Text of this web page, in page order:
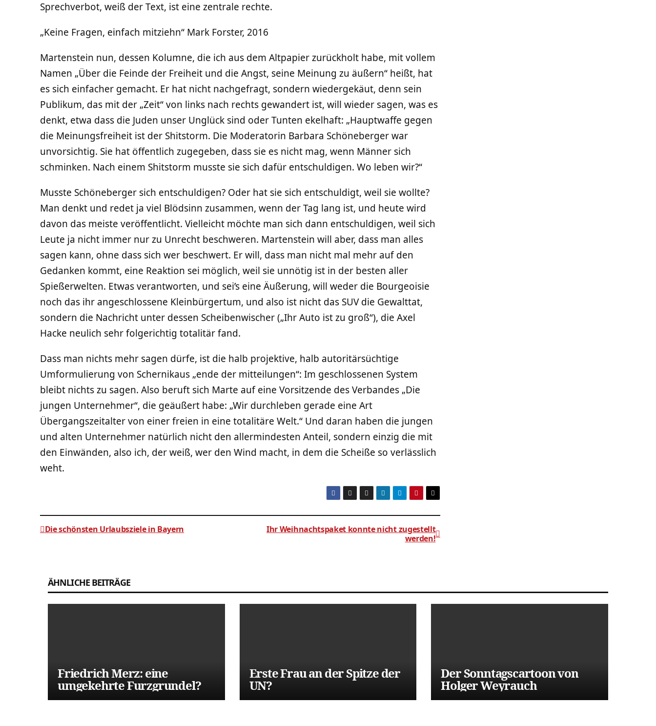
Sprechverbot, weiß der Text, ist eine zentrale rechte.
„Keine Fragen, einfach mitziehn“ Mark Forster, 2016
Martenstein nun, dessen Kolumne, die ich aus dem Altpapier zurückholt habe, mit vollem
Namen „Über die Feinde der Freiheit und die Angst, seine Meinung zu äußern“ heißt, hat
es sich einfacher gemacht. Er hat nicht nachgefragt, sondern wiedergekäut, denn sein
Publikum, das mit der „Zeit“ von links nach rechts gewandert ist, will wieder sagen, was es
denkt, etwa dass die Juden unser Unglück sind oder Tunten ekelhaft: „Hauptwaffe gegen
die Meinungsfreiheit ist der Shitstorm. Die Moderatorin Barbara Schöneberger war
unvorsichtig. Sie hat öffentlich zugegeben, dass sie es nicht mag, wenn Männer sich
schminken. Nach einem Shitstorm musste sie sich dafür entschuldigen. Wo leben wir?“
Musste Schöneberger sich entschuldigen? Oder hat sie sich entschuldigt, weil sie wollte?
Man denkt und redet ja viel Blödsinn zusammen, wenn der Tag lang ist, und heute wird
davon das meiste veröffentlicht. Vielleicht möchte man sich dann entschuldigen, weil sich
Leute ja nicht immer nur zu Unrecht beschweren. Martenstein will aber, dass man alles
sagen kann, ohne dass sich wer beschwert. Er will, dass man nicht mal mehr auf den
Gedanken kommt, eine Reaktion sei möglich, weil sie unnötig ist in der besten aller
Spießerwelten. Etwas verantworten, und sei’s eine Äußerung, will weder die Bourgeoisie
noch das ihr angeschlossene Kleinbürgertum, und also ist nicht das SUV die Gewalttat,
sondern die Nachricht unter dessen Scheibenwischer („Ihr Auto ist zu groß“), die Axel
Hacke neulich sehr folgerichtig totalitär fand.
Dass man nichts mehr sagen dürfe, ist die halb projektive, halb autoritärsüchtige
Umformulierung von Schernikaus „ende der mitteilungen“: Im geschlossenen System
bleibt nichts zu sagen. Also beruft sich Marte auf eine Vorsitzende des Verbandes „Die
jungen Unternehmer“, die geäußert habe: „Wir durchleben gerade eine Art
Übergangszeitalter von einer freien in eine totalitäre Welt.“ Und daran haben die jungen
und alten Unternehmer natürlich nicht den allermindesten Anteil, sondern einzig die mit
den Einwänden, also ich, der weiß, wer den Wind macht, in dem die Scheiße so verlässlich
weht.
Ihr Weihnachtspaket konnte nicht zugestellt
werden!
Die schönsten Urlaubsziele in Bayern
ÄHNLICHE BEITRÄGE
Friedrich Merz: eine
umgekehrte Furzgrundel?
Erste Frau an der Spitze der
UN?
Der Sonntagscartoon von
Holger Weyrauch